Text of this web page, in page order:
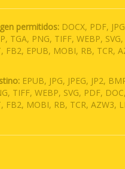
permitidos: DOCX, PDF,
TGA, PNG, TIFF, WEBP,
FB2, EPUB, MOBI, RB, TCR,
EPUB, JPG, JPEG, JP2,
TIFF, WEBP, SVG, PDF,
FB2, MOBI, RB, TCR, AZW3,